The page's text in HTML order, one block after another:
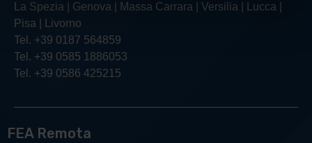
La Spezia | Genova | Massa Carrara | Versilia | Lucca |
Pisa | Livorno
Tel. +39 0187 564859
Tel. +39 0585 1886053
Tel. +39 0586 425215
FEA Remota